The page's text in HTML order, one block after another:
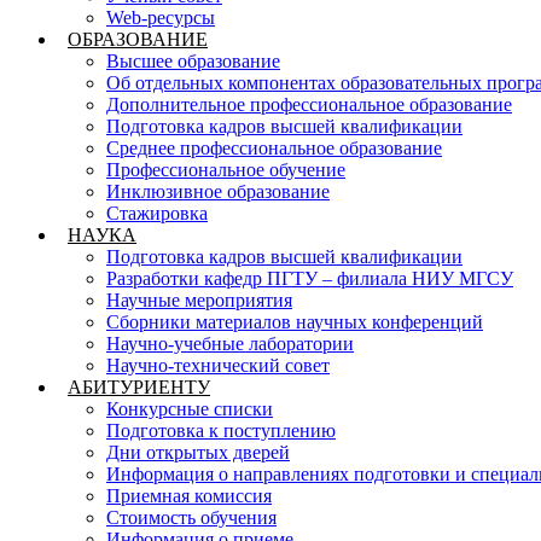
Web-ресурсы
ОБРАЗОВАНИЕ
Высшее образование
Об отдельных компонентах образовательных
Дополнительное профессиональное образование
Подготовка кадров высшей квалификации
Среднее профессиональное образование
Профессиональное обучение
Инклюзивное образование
Стажировка
НАУКА
Подготовка кадров высшей квалификации
Разработки кафедр ПГТУ – филиала НИУ МГСУ
Научные мероприятия
Сборники материалов научных конференций
Научно-учебные лаборатории
Научно-технический совет
АБИТУРИЕНТУ
Конкурсные списки
Подготовка к поступлению
Дни открытых дверей
Информация о направлениях подготовки и
Приемная комиссия
Стоимость обучения